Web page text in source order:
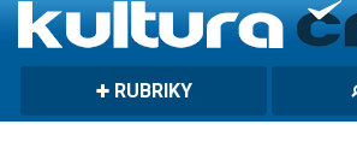
MAGAZÍN
RUBRIKY